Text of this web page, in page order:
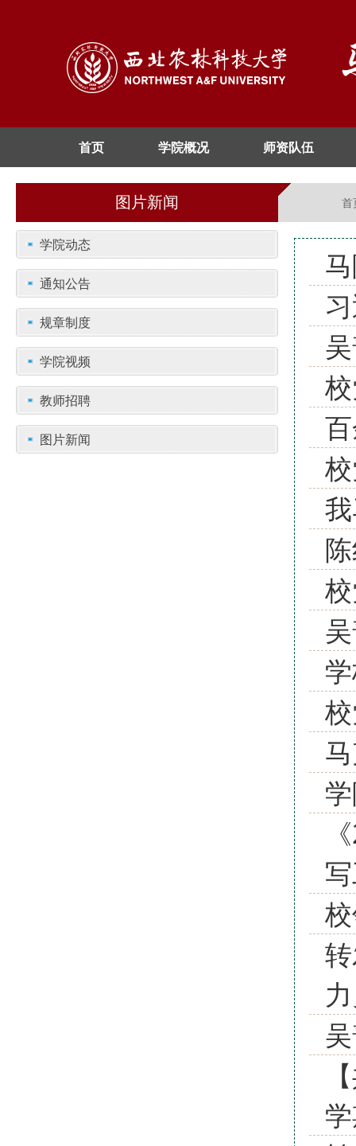
首页 学院概况 师资队伍
图片新闻 首
学院动态
通知公告
规章制度
学院视频
教师招聘
图片新闻